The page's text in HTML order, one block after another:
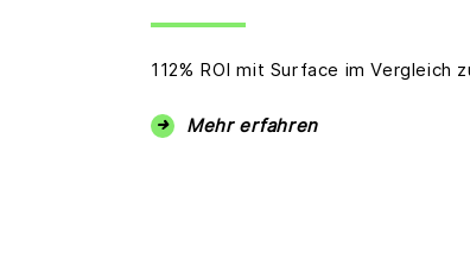
112% ROI mit Surface im Vergleich
Mehr erfahren